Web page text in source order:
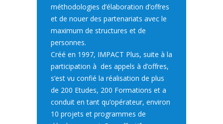
méthodologies d’élaboration d’offres
et de nouer des partenariats avec le
maximum de structures et de
personnes.
Créé en 1997, IMPACT Plus, suite à la
participation à des appels à d’offres,
s’est vu confié la réalisation de plus
de 200 Etudes, 200 Formations et a
conduit en tant qu’opérateur, environ
10 projets et programmes de